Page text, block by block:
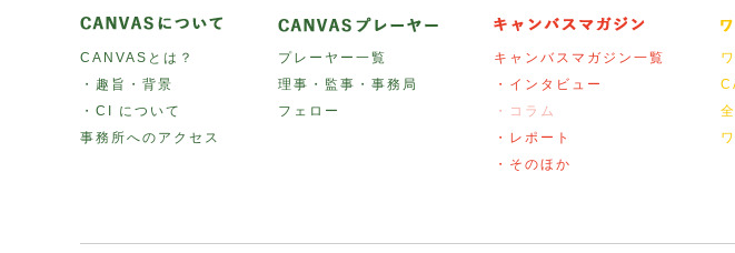
CANVASとは？
・趣旨・背景
・CI について
事務所へのアクセス
プレーヤー一覧
理事・監事・事務局
フェロー
キャンバスマガジン一覧
・インタビュー
・コラム
・レポート
・そのほか